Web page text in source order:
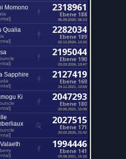
Momono 2318961
Ebene 188
05.09.2020, 06:13
Qualia 2282034
Ebene 189
02.12.2024, 12:23
2195044
Ebene 190
03.03.2024, 13:47
Sapphire 2127419
Ebene 169
24.11.2021, 13:59
Ki 2047293
Ebene 180
20.06.2021, 15:09
2027515
Ebene 171
20.02.2025, 21:42
1994446
Ebene 141
09.08.2021, 15:16